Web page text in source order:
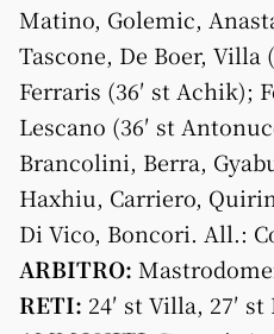
Matino, Golemic,
Tascone, De Boer, Villa
Ferraris (36′ st Achik);
Lescano (36′ st
Brancolini, Berra,
Haxhiu, Carriero,
Di Vico, Boncori. All.:
ARBITRO:
RETI: 24′ st Villa, 27′